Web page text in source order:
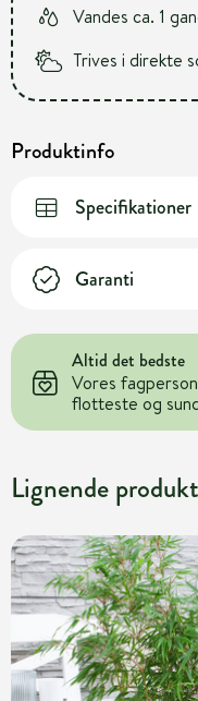
Vandes ca. 1
Trives i direkte
Produktinfo
Specifikationer
Garanti
Altid det bedste
Vores
flotteste og
Lignende